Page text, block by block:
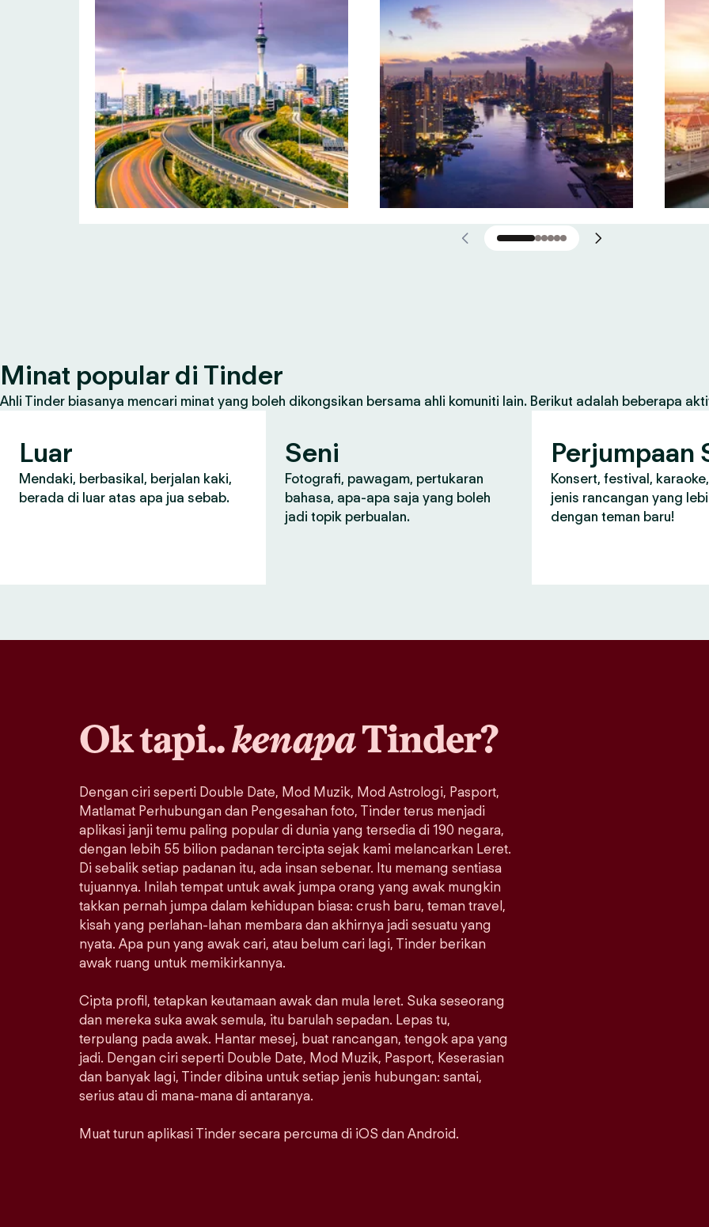
Minat popular di Tinder
Ahli Tinder biasanya mencari minat yang boleh dikongsikan bersama ahli komuniti lain. Berikut adalah beberapa
Luar
Mendaki, berbasikal, berjalan kaki,
berada di luar atas apa jua sebab.
Seni
Fotografi, pawagam, pertukaran
bahasa, apa-apa saja yang boleh
jadi topik perbualan.
Perjumpaan
Konsert, festival,
jenis rancangan yang
dengan teman baru!
Ok tapi..kenapaTinder?
Dengan ciri seperti Double Date, Mod Muzik, Mod Astrologi, Pasport,
Matlamat Perhubungan dan Pengesahan foto, Tinder terus menjadi
aplikasi janji temu paling popular di dunia yang tersedia di 190 negara,
dengan lebih 55 bilion padanan tercipta sejak kami melancarkan Leret.
Di sebalik setiap padanan itu, ada insan sebenar. Itu memang sentiasa
tujuannya. Inilah tempat untuk awak jumpa orang yang awak mungkin
takkan pernah jumpa dalam kehidupan biasa: crush baru, teman travel,
kisah yang perlahan-lahan membara dan akhirnya jadi sesuatu yang
nyata. Apa pun yang awak cari, atau belum cari lagi, Tinder berikan
awak ruang untuk memikirkannya.
Cipta profil, tetapkan keutamaan awak dan mula leret. Suka seseorang
dan mereka suka awak semula, itu barulah sepadan. Lepas tu,
terpulang pada awak. Hantar mesej, buat rancangan, tengok apa yang
jadi. Dengan ciri seperti Double Date, Mod Muzik, Pasport, Keserasian
dan banyak lagi, Tinder dibina untuk setiap jenis hubungan: santai,
serius atau di mana-mana di antaranya.
Muat turun aplikasi Tinder secara percuma di iOS dan Android.